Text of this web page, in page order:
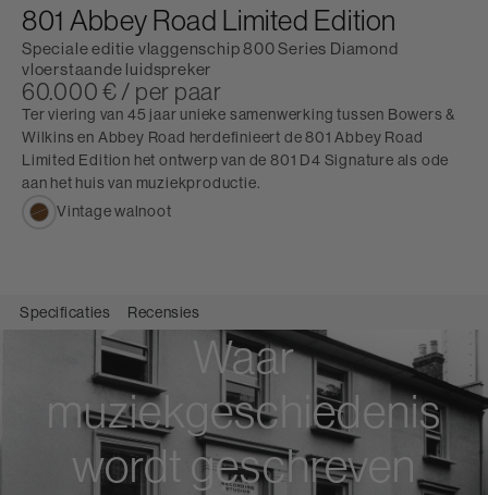
801 Abbey Road Limited Edition
Speciale editie vlaggenschip 800 Series Diamond
vloerstaande luidspreker
60.000 € / per paar
Ter viering van 45 jaar unieke samenwerking tussen Bowers &
Wilkins en Abbey Road herdefinieert de 801 Abbey Road
Limited Edition het ontwerp van de 801 D4 Signature als ode
aan het huis van muziekproductie.
Vintage walnoot
Specificaties Recensies
Waar
muziekgeschiedenis
wordt geschreven